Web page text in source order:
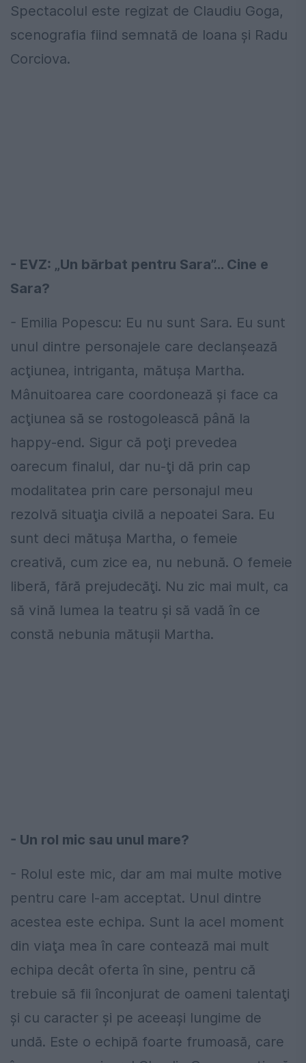
Spectacolul este regizat de Claudiu Goga,
scenografia fiind semnată de Ioana şi Radu
Corciova.
- EVZ: „Un bărbat pentru Sara”… Cine e
Sara?
- Emilia Popescu: Eu nu sunt Sara. Eu sunt
unul dintre personajele care declanşează
acţiunea, intriganta, mătuşa Martha.
Mânuitoarea care coordonează şi face ca
acţiunea să se rostogolească până la
happy-end. Sigur că poţi prevedea
oarecum finalul, dar nu-ţi dă prin cap
modalitatea prin care personajul meu
rezolvă situaţia civilă a nepoatei Sara. Eu
sunt deci mătuşa Martha, o femeie
creativă, cum zice ea, nu nebună. O femeie
liberă, fără prejudecăţi. Nu zic mai mult, ca
să vină lumea la teatru şi să vadă în ce
constă nebunia mătuşii Martha.
- Un rol mic sau unul mare?
- Rolul este mic, dar am mai multe motive
pentru care l-am acceptat. Unul dintre
acestea este echipa. Sunt la acel moment
din viaţa mea în care contează mai mult
echipa decât oferta în sine, pentru că
trebuie să fii înconjurat de oameni talentaţi
şi cu caracter şi pe aceeaşi lungime de
undă. Este o echipă foarte frumoasă, care